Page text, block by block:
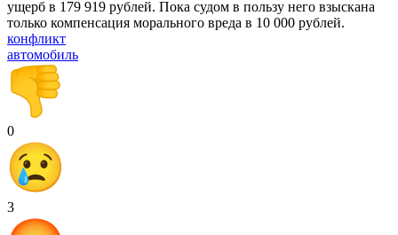
ущерб в 179 919 рублей. Пока судом в пользу него взыскана
только компенсация морального вреда в 10 000 рублей.
конфликт
автомобиль
0
3